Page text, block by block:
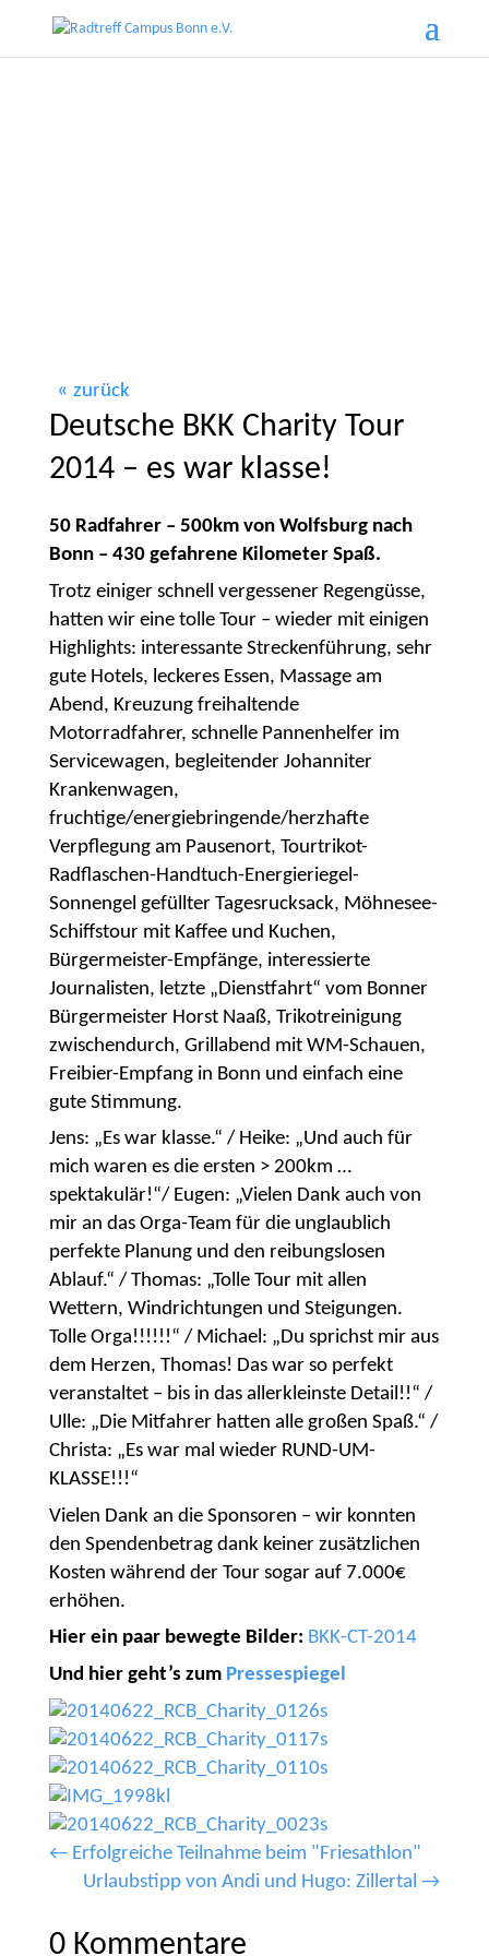
zurück
Deutsche BKK Charity Tour
2014 – es war klasse!
50 Radfahrer – 500km von Wolfsburg nach
Bonn – 430 gefahrene Kilometer Spaß.
Trotz einiger schnell vergessener Regengüsse,
hatten wir eine tolle Tour – wieder mit einigen
Highlights: interessante Streckenführung, sehr
gute Hotels, leckeres Essen, Massage am
Abend, Kreuzung freihaltende
Motorradfahrer, schnelle Pannenhelfer im
Servicewagen, begleitender Johanniter
Krankenwagen,
fruchtige/energiebringende/herzhafte
Verpflegung am Pausenort, Tourtrikot-
Radflaschen-Handtuch-Energieriegel-
Sonnengel gefüllter Tagesrucksack, Möhnesee-
Schiffstour mit Kaffee und Kuchen,
Bürgermeister-Empfänge, interessierte
Journalisten, letzte „Dienstfahrt“ vom Bonner
Bürgermeister Horst Naaß, Trikotreinigung
zwischendurch, Grillabend mit WM-Schauen,
Freibier-Empfang in Bonn und einfach eine
gute Stimmung.
Jens: „Es war klasse.“ / Heike: „Und auch für
mich waren es die ersten > 200km …
spektakulär!“/ Eugen: „Vielen Dank auch von
mir an das Orga-Team für die unglaublich
perfekte Planung und den reibungslosen
Ablauf.“ / Thomas: „Tolle Tour mit allen
Wettern, Windrichtungen und Steigungen.
Tolle Orga!!!!!!“ / Michael: „Du sprichst mir aus
dem Herzen, Thomas! Das war so perfekt
veranstaltet – bis in das allerkleinste Detail!!“ /
Ulle: „Die Mitfahrer hatten alle großen Spaß.“ /
Christa: „Es war mal wieder RUND-UM-
KLASSE!!!“
Vielen Dank an die Sponsoren – wir konnten
den Spendenbetrag dank keiner zusätzlichen
Kosten während der Tour sogar auf 7.000€
erhöhen.
Hier ein paar bewegte Bilder: BKK-CT-2014
Und hier geht’s zum Pressespiegel
← Erfolgreiche Teilnahme beim "Friesathlon"
Urlaubstipp von Andi und Hugo: Zillertal →
0 Kommentare